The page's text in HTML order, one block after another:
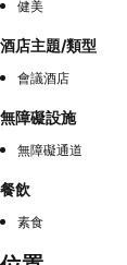
健美
酒店主題/類型
會議酒店
無障礙設施
無障礙通道
餐飲
素食